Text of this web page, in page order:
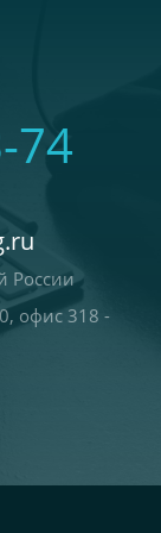
74
России
офис 318 -